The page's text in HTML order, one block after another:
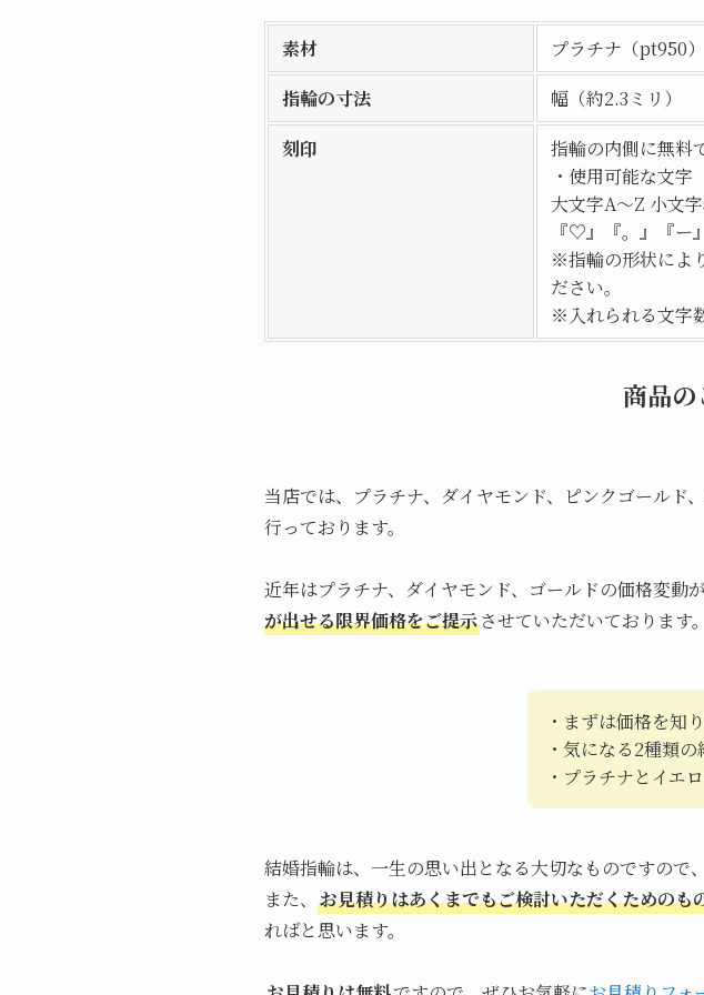
素材
プラチナ（pt950）
指輪の寸法
幅（約2.3ミリ）
刻印
指輪の内側に無料
・使用可能な文字
大文字A〜Z 小文
『♡』『。』『ー
※指輪の形状によ
ださい。
※入れられる文字
商品
当店では、プラチナ、ダイヤモンド、ピンクゴールド
行っております。
近年はプラチナ、ダイヤモンド、ゴールドの価格変動
が出せる限界価格をご提示させていただいております。
・まずは価格を知り
・気になる2種類
・プラチナとイエ
結婚指輪は、一生の思い出となる大切なものですので
また、 お見積りはあくまでもご検討いただくためのも
ればと思います。